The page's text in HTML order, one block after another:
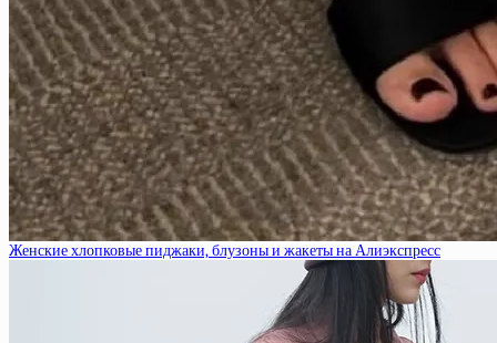
Женские хлопковые пиджаки, блузоны и жакеты на Алиэкспресс